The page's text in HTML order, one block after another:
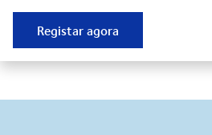
Registar agora